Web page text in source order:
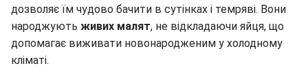
дозволяє їм чудово бачити в сутінках і темряві. Вони
народжують живих малят, не відкладаючи яйця, що
допомагає виживати новонародженим у холодному
кліматі.